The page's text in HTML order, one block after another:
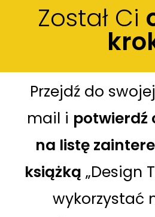
Został Ci
Przejdź do
mail i potwierdź
na listę
książką „Design
wykorzystać